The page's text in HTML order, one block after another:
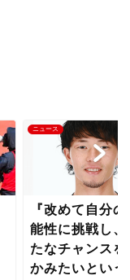
ニュース
『改めて自分の
能性に挑戦し、
たなチャンスを
かみたいという